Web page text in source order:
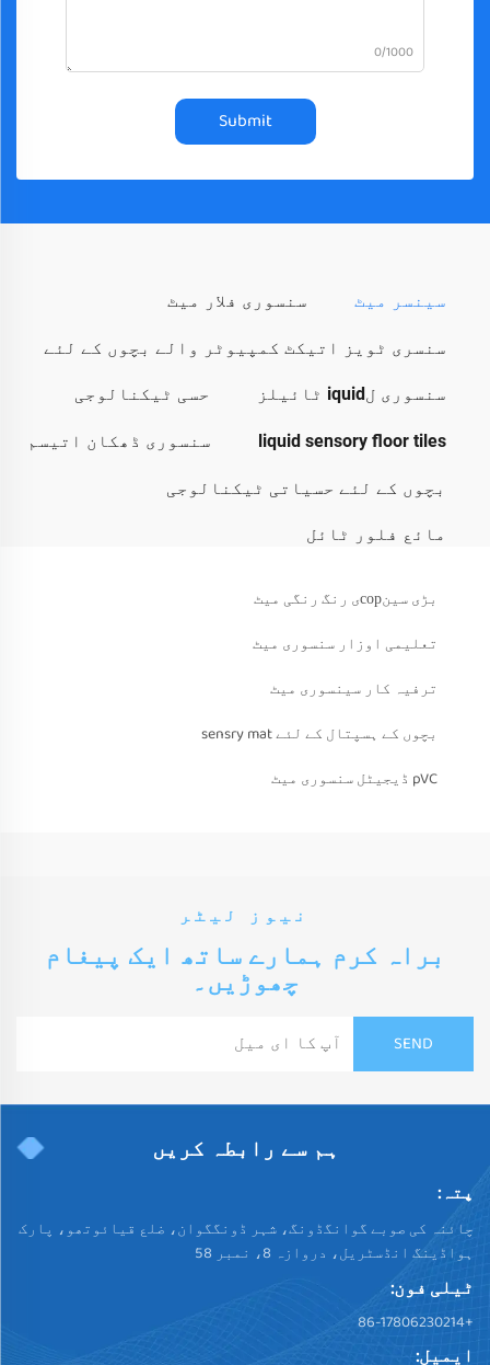
0/1000
Submit
سینسر میٹ سنسوری فلار میٹ
سنسری ٹویز اتیکٹ کمپیوٹر والے بچوں کے لئے
سنسوری لiquid ٹائیلز حسی ٹیکنالوجی
liquid sensory floor tiles سنسوری ڈھکان اتیسم
بچوں کے لئے حسیاتی ٹیکنالوجی
مائع فلور ٹائل
بڑی سینсорی رنگ رنگی میٹ
تعلیمی اوزار سنسوری میٹ
ترفیہ کار سینسوری میٹ
بچوں کے ہسپتال کے لئے sensry mat
pVC ڈیجیٹل سنسوری میٹ
نیوز لیٹر
براہ کرم ہمارے ساتھ ایک پیغام
چھوڑیں۔
ہم سے رابطہ کریں
پتہ:
چائنہ کی صوبے گوانگڈونگ، شہر ڈونگگوان، ضلع قیائوتھو، پارک
ہواڈینگ انڈسٹریل، دروازہ 8، نمبر 58
ٹیلی فون:
+86-17806230214
ایمیل: